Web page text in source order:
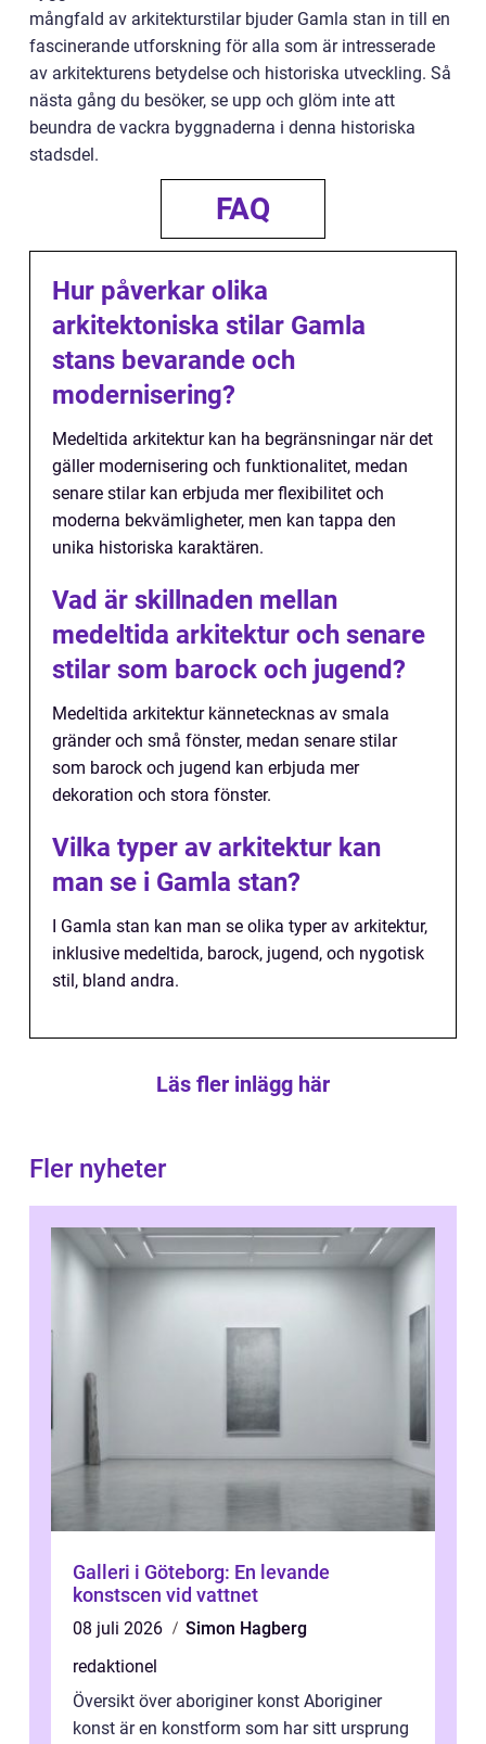
mångfald av arkitekturstilar bjuder Gamla stan in till en
fascinerande utforskning för alla som är intresserade
av arkitekturens betydelse och historiska utveckling. Så
nästa gång du besöker, se upp och glöm inte att
beundra de vackra byggnaderna i denna historiska
stadsdel.
FAQ
Hur påverkar olika
arkitektoniska stilar Gamla
stans bevarande och
modernisering?
Medeltida arkitektur kan ha begränsningar när det
gäller modernisering och funktionalitet, medan
senare stilar kan erbjuda mer flexibilitet och
moderna bekvämligheter, men kan tappa den
unika historiska karaktären.
Vad är skillnaden mellan
medeltida arkitektur och senare
stilar som barock och jugend?
Medeltida arkitektur kännetecknas av smala
gränder och små fönster, medan senare stilar
som barock och jugend kan erbjuda mer
dekoration och stora fönster.
Vilka typer av arkitektur kan
man se i Gamla stan?
I Gamla stan kan man se olika typer av arkitektur,
inklusive medeltida, barock, jugend, och nygotisk
stil, bland andra.
Läs fler inlägg här
Fler nyheter
Galleri i Göteborg: En levande
konstscen vid vattnet
08 juli 2026
Simon Hagberg
redaktionel
Översikt över aboriginer konst Aboriginer
konst är en konstform som har sitt ursprung